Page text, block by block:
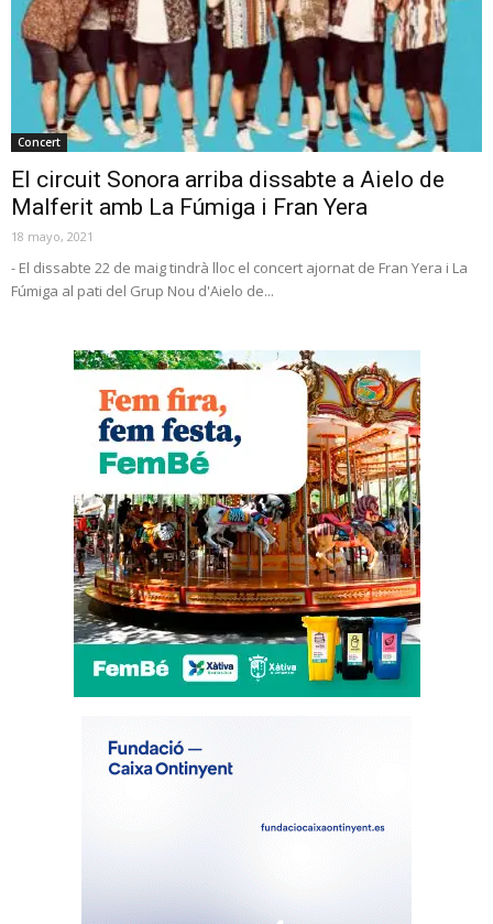
Concert
El circuit Sonora arriba dissabte a Aielo de
Malferit amb La Fúmiga i Fran Yera
18 mayo, 2021
- El dissabte 22 de maig tindrà lloc el concert ajornat de Fran Yera i La
Fúmiga al pati del Grup Nou d'Aielo de...